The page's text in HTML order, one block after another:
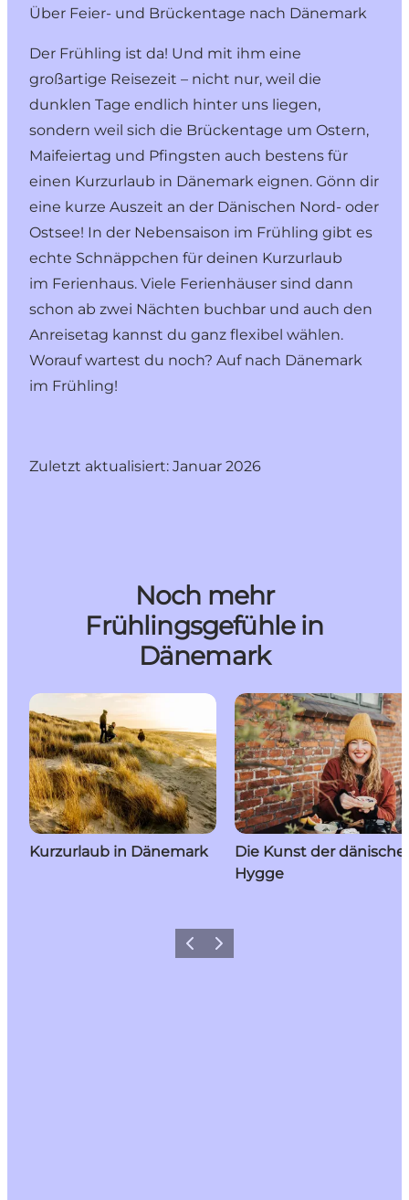
Über Feier- und Brückentage nach Dänemark
Der Frühling ist da! Und mit ihm eine
großartige Reisezeit – nicht nur, weil die
dunklen Tage endlich hinter uns liegen,
sondern weil sich die Brückentage um Ostern,
Maifeiertag und Pfingsten auch bestens für
einen Kurzurlaub in Dänemark eignen. Gönn dir
eine kurze Auszeit an der Dänischen Nord- oder
Ostsee! In der Nebensaison im Frühling gibt es
echte Schnäppchen für deinen Kurzurlaub
im Ferienhaus. Viele Ferienhäuser sind dann
schon ab zwei Nächten buchbar und auch den
Anreisetag kannst du ganz flexibel wählen.
Worauf wartest du noch? Auf nach Dänemark
im Frühling!
Zuletzt aktualisiert: Januar 2026
Noch mehr
Frühlingsgefühle in
Dänemark
Kurzurlaub in Dänemark
Die Kunst der
Hygge
ZurückWeiter